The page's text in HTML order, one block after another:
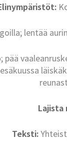
lentää
pää
Lajista
Teksti: